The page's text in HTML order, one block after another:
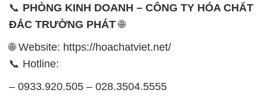
📞 PHÒNG KINH DOANH – CÔNG TY HÓA CHẤT
ĐẮC TRƯỜNG PHÁT🌐
🌐 Website: https://hoachatviet.net/
📞 Hotline:
– 0933.920.505 – 028.3504.5555